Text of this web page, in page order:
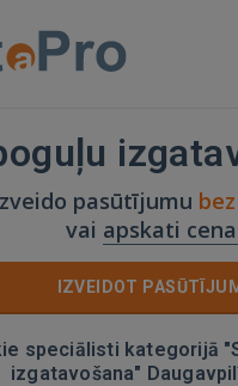
pasūtījumu
vai apskati
IZVEIDOT
speciālisti kategorijā
izgatavošana"